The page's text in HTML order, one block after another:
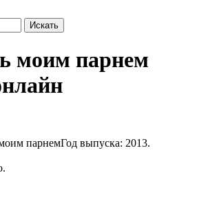
моим парнем
Год выпуска: 2013.